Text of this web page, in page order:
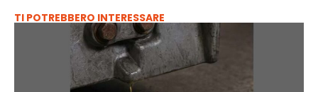
TI POTREBBERO INTERESSARE